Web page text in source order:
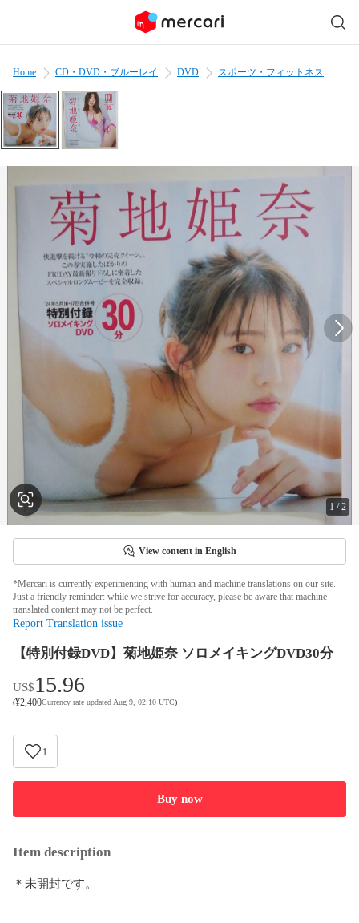
Home CD・DVD・ブルーレイ DVD スポーツ・フィットネス
1 /2
View content in English
*Mercari is currently experimenting with human and machine translations on our site.
Just a friendly reminder: while we strive for accuracy, please be aware that machine
translated content may not be perfect.
Report Translation issue
【特別付録DVD】菊地姫奈 ソロメイキングDVD30分
US$15.96
(¥2,400Currency rate updated Aug 9, 02:10 UTC)
1
Buy now
Item description
＊未開封です。